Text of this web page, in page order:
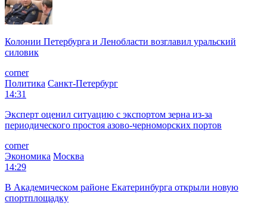
Колонии Петербурга и Ленобласти возглавил уральский
силовик
corner
Политика Санкт-Петербург
14:31
Эксперт оценил ситуацию с экспортом зерна из-за
периодического простоя азово-черноморских портов
corner
Экономика Москва
14:29
В Академическом районе Екатеринбурга открыли новую
спортплощадку